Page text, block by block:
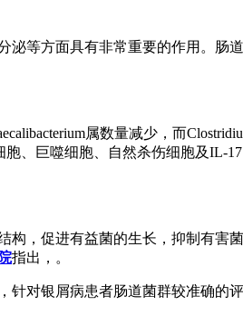
等方面具有非常重要的作用。肠
属数量减少，而
、巨噬细胞、自然杀伤细胞及IL-
，促进有益菌的生长，抑制有害
指出，。
对银屑病患者肠道菌群较准确的